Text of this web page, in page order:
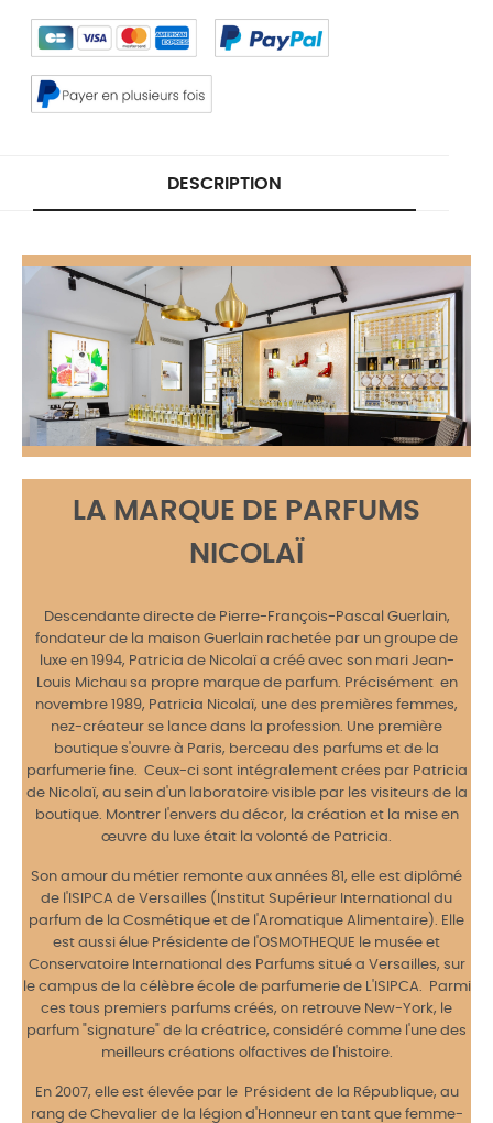
DESCRIPTION
LA MARQUE DE PARFUMS
NICOLAÏ
Descendante directe de Pierre-François-Pascal Guerlain,
fondateur de la maison Guerlain rachetée par un groupe de
luxe en 1994, Patricia de Nicolaï a créé avec son mari Jean-
Louis Michau sa propre marque de parfum. Précisément en
novembre 1989, Patricia Nicolaï, une des premières femmes,
nez-créateur se lance dans la profession. Une première
boutique s'ouvre à Paris, berceau des parfums et de la
parfumerie fine. Ceux-ci sont intégralement crées par Patricia
de Nicolaï, au sein d'un laboratoire visible par les visiteurs de la
boutique. Montrer l'envers du décor, la création et la mise en
œuvre du luxe était la volonté de Patricia.
Son amour du métier remonte aux années 81, elle est diplômé
de l'ISIPCA de Versailles (Institut Supérieur International du
parfum de la Cosmétique et de l'Aromatique Alimentaire). Elle
est aussi élue Présidente de l'OSMOTHEQUE le musée et
Conservatoire International des Parfums situé a Versailles, sur
le campus de la célèbre école de parfumerie de L'ISIPCA. Parmi
ces tous premiers parfums créés, on retrouve New-York, le
parfum "signature" de la créatrice, considéré comme l'une des
meilleurs créations olfactives de l'histoire.
En 2007, elle est élevée par le Président de la République, au
rang de Chevalier de la légion d'Honneur en tant que femme-